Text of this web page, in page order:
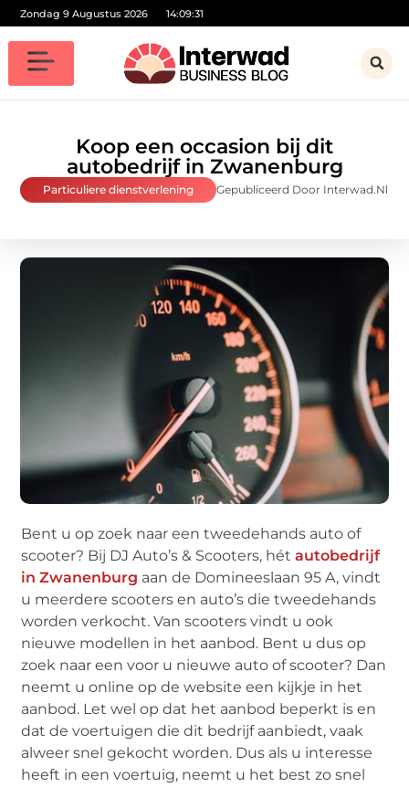
Zondag 9 Augustus 2026 14:09:32
Koop een occasion bij dit
autobedrijf in Zwanenburg
Particuliere dienstverlening Gepubliceerd Door Interwad.nl
Bent u op zoek naar een tweedehands auto of
scooter? Bij DJ Auto’s & Scooters, hétautobedrijf
in Zwanenburg aan de Domineeslaan 95 A, vindt
u meerdere scooters en auto’s die tweedehands
worden verkocht. Van scooters vindt u ook
nieuwe modellen in het aanbod. Bent u dus op
zoek naar een voor u nieuwe auto of scooter? Dan
neemt u online op de website een kijkje in het
aanbod. Let wel op dat het aanbod beperkt is en
dat de voertuigen die dit bedrijf aanbiedt, vaak
alweer snel gekocht worden. Dus als u interesse
heeft in een voertuig, neemt u het best zo snel